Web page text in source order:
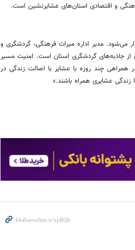
و اقتصادی استان‌های عشایرنشین است.
۶ تا ۸ خرداد در شهرکرد برگزار می‌شود. مدیر اداره میراث فرهنگی، گردشگری و
از جاذبه‌های گردشگری استان است. امنیت مسیر
چند روزه با عشایر با اصالت زندگی در